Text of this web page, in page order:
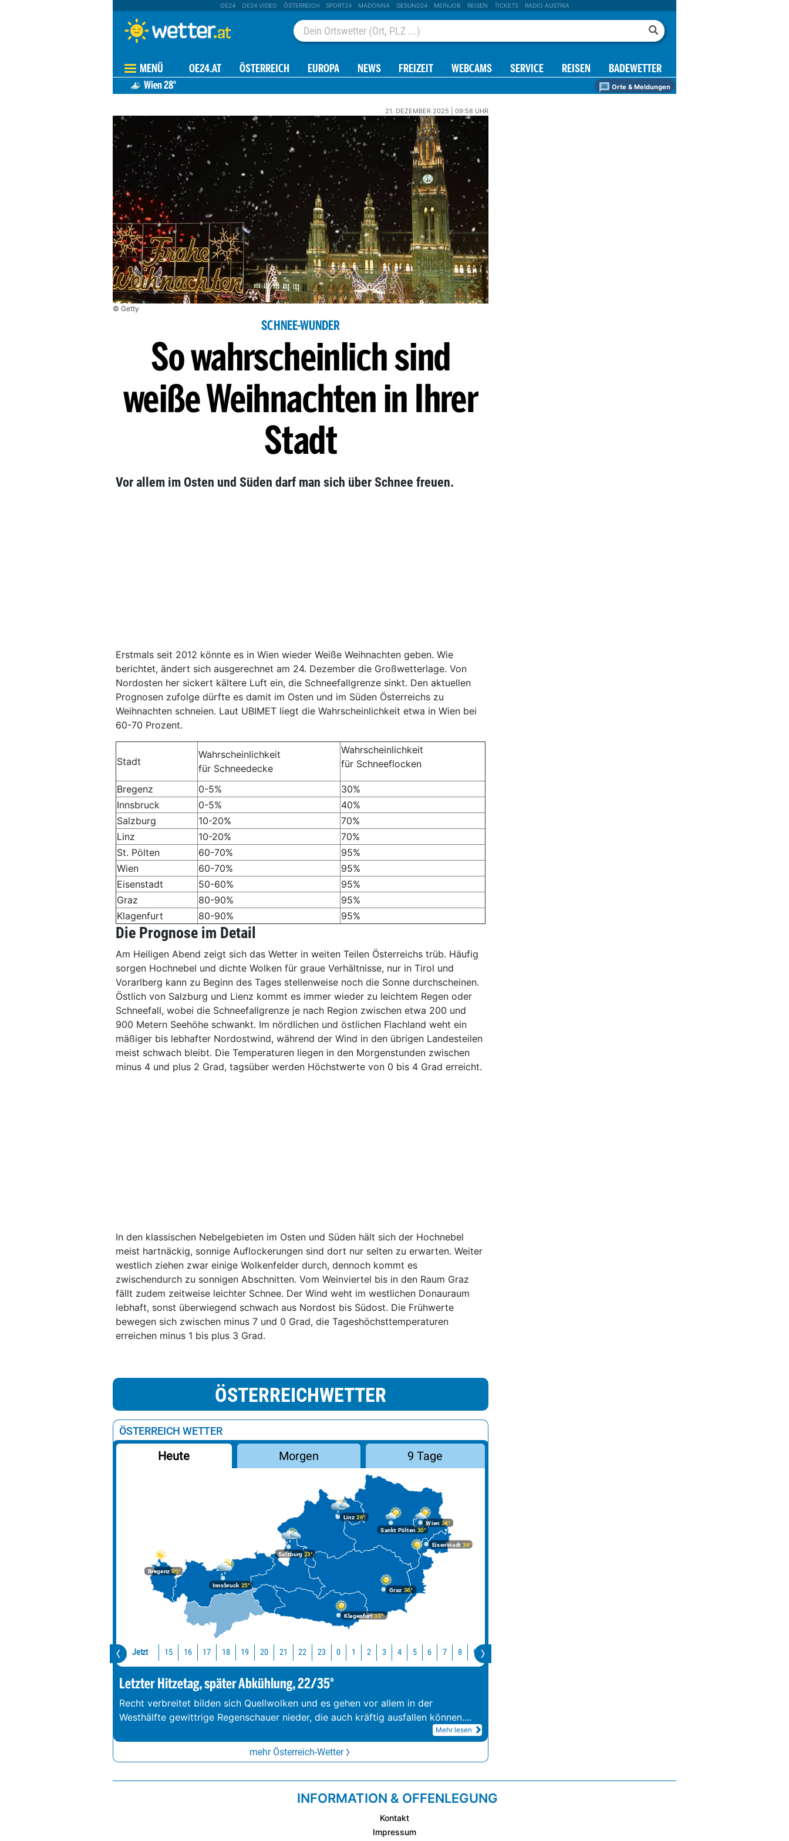
OE24 OE24 VIDEO ÖSTERREICH SPORT24 MADONNA GESUND24 MEINJOB REISEN TICKETS RADIO AUSTRIA
MENÜ OE24.AT ÖSTERREICH EUROPA NEWS FREIZEIT WEBCAMS SERVICE REISEN BADEWETTER
Wien28° Orte & Meldungen
21. DEZEMBER 2025 | 09:58 UHR
© Getty
SCHNEE-WUNDER
So wahrscheinlich sind
weiße Weihnachten in Ihrer
Stadt
Vor allem im Osten und Süden darf man sich über Schnee freuen.
Erstmals seit 2012 könnte es in Wien wieder Weiße Weihnachten geben. Wie
berichtet, ändert sich ausgerechnet am 24. Dezember die Großwetterlage. Von
Nordosten her sickert kältere Luft ein, die Schneefallgrenze sinkt. Den aktuellen
Prognosen zufolge dürfte es damit im Osten und im Süden Österreichs zu
Weihnachten schneien. Laut UBIMET liegt die Wahrscheinlichkeit etwa in Wien bei
60-70 Prozent.
Stadt
Wahrscheinlichkeit
für Schneedecke
Wahrscheinlichkeit
für Schneeflocken
Bregenz 0-5%
30%
Innsbruck
0-5%
40%
Salzburg
10-20%
70%
Linz
10-20%
70%
St. Pölten
60-70%
95%
Wien
60-70%
95%
Eisenstadt
50-60%
95%
Graz
80-90%
95%
Klagenfurt
80-90% 95%
Die Prognose im Detail
Am Heiligen Abend zeigt sich das Wetter in weiten Teilen Österreichs trüb. Häufig
sorgen Hochnebel und dichte Wolken für graue Verhältnisse, nur in Tirol und
Vorarlberg kann zu Beginn des Tages stellenweise noch die Sonne durchscheinen.
Östlich von Salzburg und Lienz kommt es immer wieder zu leichtem Regen oder
Schneefall, wobei die Schneefallgrenze je nach Region zwischen etwa 200 und
900 Metern Seehöhe schwankt. Im nördlichen und östlichen Flachland weht ein
mäßiger bis lebhafter Nordostwind, während der Wind in den übrigen Landesteilen
meist schwach bleibt. Die Temperaturen liegen in den Morgenstunden zwischen
minus 4 und plus 2 Grad, tagsüber werden Höchstwerte von 0 bis 4 Grad erreicht.
In den klassischen Nebelgebieten im Osten und Süden hält sich der Hochnebel
meist hartnäckig, sonnige Auflockerungen sind dort nur selten zu erwarten. Weiter
westlich ziehen zwar einige Wolkenfelder durch, dennoch kommt es
zwischendurch zu sonnigen Abschnitten. Vom Weinviertel bis in den Raum Graz
fällt zudem zeitweise leichter Schnee. Der Wind weht im westlichen Donauraum
lebhaft, sonst überwiegend schwach aus Nordost bis Südost. Die Frühwerte
bewegen sich zwischen minus 7 und 0 Grad, die Tageshöchsttemperaturen
erreichen minus 1 bis plus 3 Grad.
ÖSTERREICHWETTER
ÖSTERREICH WETTER
Heute Morgen 9 Tage
Bregenz26°
Graz 36°
Innsbruck25°
Klagenfurt33°
Linz 26°
Salzburg23°
Wien 34°
Eisenstadt 36°
Sankt Pölten 30°
Jetzt 15 16 17 18 19 20 21 22 23 0 1 2 3 4 5 6 7 8 9
Letzter Hitzetag, später Abkühlung, 22/35°
Recht verbreitet bilden sich Quellwolken und es gehen vor allem in der
Westhälfte gewittrige Regenschauer nieder, die auch kräftig ausfallen können....
Mehr lesen
mehr Österreich-Wetter
INFORMATION & OFFENLEGUNG
Kontakt
Impressum